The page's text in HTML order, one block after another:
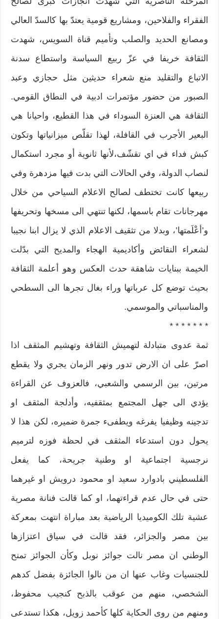
الفقراء والفلاحين، ومشاريع قومية يعتدّ بها كالسدّ العالي
ومصانع الحديد والصلب وتأميم قناة السويس، شهدت
الثقافة خريفا في عزّ ربيع السياسة واستطاع سدنة
الاتباع والتقليد منع شعراء حديثين مثل حجازي وعبد
الصبور من حضور مؤتمرات ادبية في النطاق القومي.
الثقافة هي العنزة السوداء في هذا القطيع، واحيانا هي
البعير الأجرب في القافلة، لهذا تقلّص ميزانياتها وتكون
كبش فداء في اي تقشّف،لأنها ثانوية أو مجرد استكمال
لنصاب الدولة، وفي الحالات التي بدت فيها مزدهرة وفي
ربيعها كانت تختطف لصالح الاعلام السياحي من خلال
مهرجانات تقام باسمها، لكنها تنتهي الى مسخها وتحريفها
و’أعْلَمتها’، وبدلا من تثقيف الاعلام الذي لا يزال ابنا نجيبا
لشعراء النقائض وأكاديمية الهجاء والمديح التي بدّلت
الخيمة ببنايات شاهقة حدث العكس وهو أعلمة الثقافة
بحيث توضع كل عرباتها وراء بغال تجرها الى السطحي
والمناسباتي والموسمي.
* * * * * * *
ثمة عدوى متبادلة لتهميش الثقافة وتهشيم المثقف اذا
اصرّ على ان الارض تدور ونهر الزمان يجري ولا يقطع
مرتين، بين الرسمي والشعبي، فالعزوف عن القراءة
يؤدي الى جهل المجتمع بمثقفيه، وأدلجة المثقف او
تدجينه وظيفيا يفرغه ويطفىء جمرة ضميره، لكن هذا لا
يحول دون استدعاء المثقف في لحظة فوزه لترميم
نرجسية اجتماعية او وطنية جريحة، كما يفعل
الفلسطيني بادوارد سعيد او محمود درويش او غيرهما
حتى في حال عدم قراءتهما، او كما قالت فنانة مصرية
عشية تلك الكوميديا الرياضية بعد مباراة انتهت بمعركة
بين مصر والجزائر، فقد قالت في سياق اعتزازها
الوطني ان مصر نالت جوائز نوبل وكأن الجوائز تمنح
للجنسيات وغاب عنها ان من نالوا الجائزة بفضل كدهم
الشخصي، منهم من عوقب بالذبح كنجيب محفوظ،
ومنهم من روى الحكاية كلها كأحمد زويل، هكذا تستدعى